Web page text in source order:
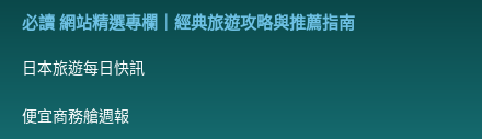
必讀 網站精選專欄｜經典旅遊攻略與推薦指南
日本旅遊每日快訊
便宜商務艙週報